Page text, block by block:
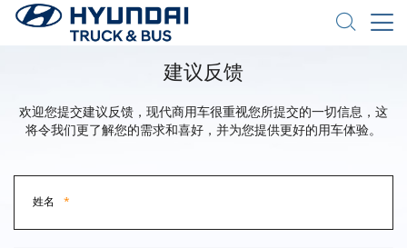
建议反馈
欢迎您提交建议反馈，现代商用车很重视您所提交的一切信息，这
将令我们更了解您的需求和喜好，并为您提供更好的用车体验。
姓名 *